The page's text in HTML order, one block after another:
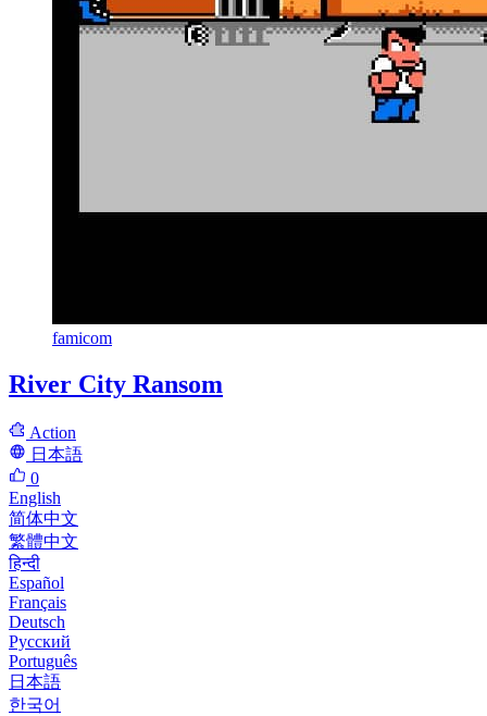
famicom
River City Ransom
Action
日本語
0
English
简体中文
繁體中文
हिन्दी
Español
Français
Deutsch
Русский
Português
日本語
한국어